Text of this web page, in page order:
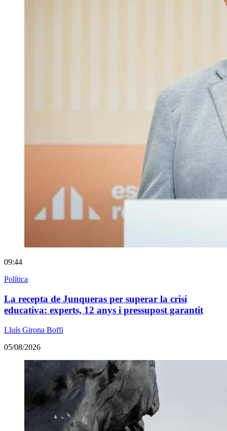
09:44
Política
La recepta de Junqueras per superar la crisi
educativa: experts, 12 anys i pressupost garantit
Lluís Girona Boffi
05/08/2026